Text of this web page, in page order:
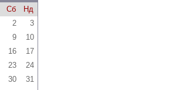
Сб
Нд
2
3
9
10
16
17
23
24
30 31